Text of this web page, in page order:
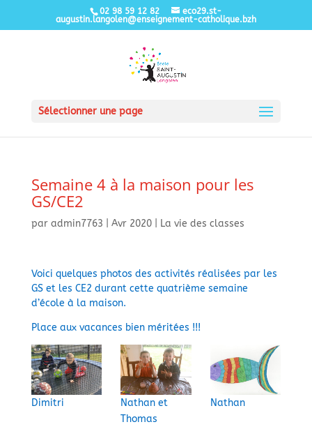
02 98 59 12 82
eco29.st-
augustin.langolen@enseignement-catholique.bzh
Sélectionner une page
Semaine 4 à la maison pour les
GS/CE2
par admin7763 Avr 2020| La vie des classes
Voici quelques photos des activités réalisées par les
GS et les CE2 durant cette quatrième semaine
d’école à la maison.
Place aux vacances bien méritées !!!
Dimitri
Nathan et
Thomas
Nathan